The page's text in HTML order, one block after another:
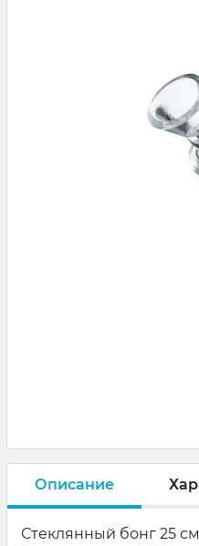
Описание
Стеклянный бонг 25